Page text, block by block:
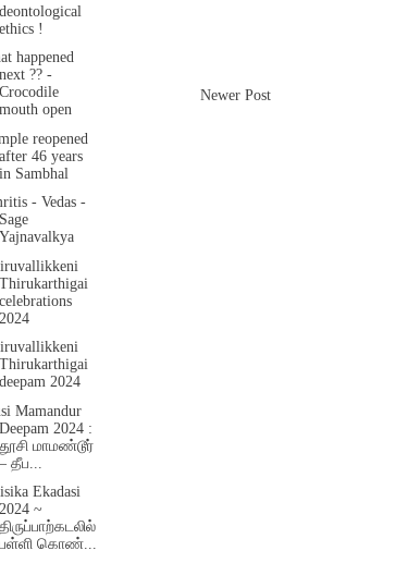
Newer Post
deontological
ethics !
happened
next ?? -
Crocodile
mouth open
reopened
after 46 years
in Sambhal
- Vedas -
Sage
Yajnavalkya
Thirukarthigai
celebrations
2024
Thirukarthigai
deepam 2024
Mamandur
Deepam 2024 :
தூசி மாமண்டூர்
– தீப...
Ekadasi
2024 ~
திருப்பாற்கடலில்
பள்ளி கொண்...